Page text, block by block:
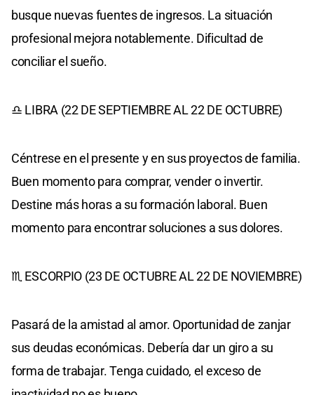
busque nuevas fuentes de ingresos. La situación
profesional mejora notablemente. Dificultad de
conciliar el sueño.
♎ LIBRA (22 DE SEPTIEMBRE AL 22 DE OCTUBRE)
Céntrese en el presente y en sus proyectos de familia.
Buen momento para comprar, vender o invertir.
Destine más horas a su formación laboral. Buen
momento para encontrar soluciones a sus dolores.
♏ ESCORPIO (23 DE OCTUBRE AL 22 DE NOVIEMBRE)
Pasará de la amistad al amor. Oportunidad de zanjar
sus deudas económicas. Debería dar un giro a su
forma de trabajar. Tenga cuidado, el exceso de